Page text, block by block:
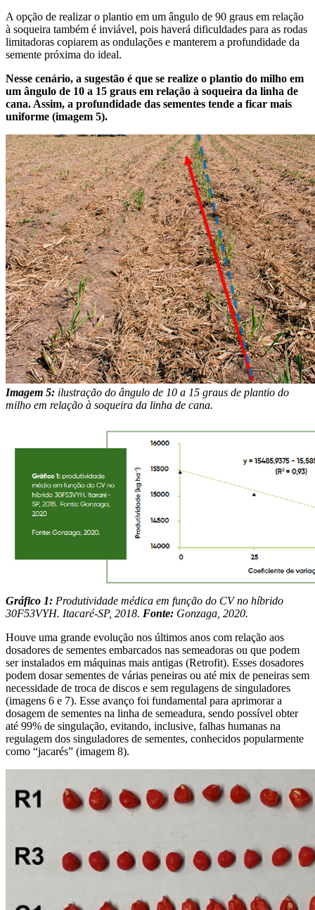
A opção de realizar o plantio em um ângulo de 90 graus em relação
à soqueira também é inviável, pois haverá dificuldades para as rodas
limitadoras copiarem as ondulações e manterem a profundidade da
semente próxima do ideal.
Nesse cenário, a sugestão é que se realize o plantio do milho em
um ângulo de 10 a 15 graus em relação à soqueira da linha de
cana. Assim, a profundidade das sementes tende a ficar mais
uniforme (imagem 5).
Imagem 5: ilustração do ângulo de 10 a 15 graus de plantio do
milho em relação à soqueira da linha de cana.
Gráfico 1: Produtividade médica em função do CV no híbrido
30F53VYH. Itacaré-SP, 2018. Fonte: Gonzaga, 2020.
Houve uma grande evolução nos últimos anos com relação aos
dosadores de sementes embarcados nas semeadoras ou que podem
ser instalados em máquinas mais antigas (Retrofit). Esses dosadores
podem dosar sementes de várias peneiras ou até mix de peneiras sem
necessidade de troca de discos e sem regulagens de singuladores
(imagens 6 e 7). Esse avanço foi fundamental para aprimorar a
dosagem de sementes na linha de semeadura, sendo possível obter
até 99% de singulação, evitando, inclusive, falhas humanas na
regulagem dos singuladores de sementes, conhecidos popularmente
como “jacarés” (imagem 8).